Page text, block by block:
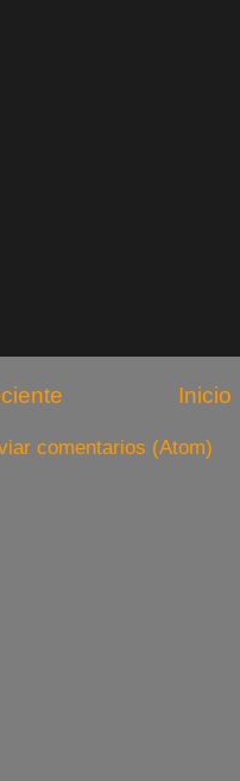
Inicio
comentarios (Atom)